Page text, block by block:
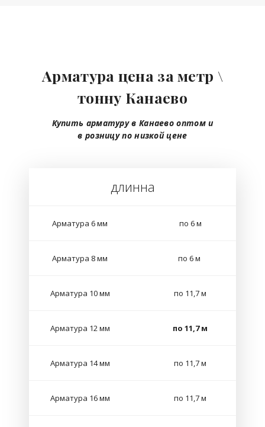
Арматура цена за метр \
тонну Канаево
Купить арматуру в Канаевооптоми
в розницупо низкой цене
длинна
Арматура 6 мм по 6 м
Арматура 8 мм по 6 м
Арматура 10 мм по 11,7 м
Арматура 12 мм по 11,7 м
Арматура 14 мм по 11,7 м
Арматура 16 мм по 11,7 м